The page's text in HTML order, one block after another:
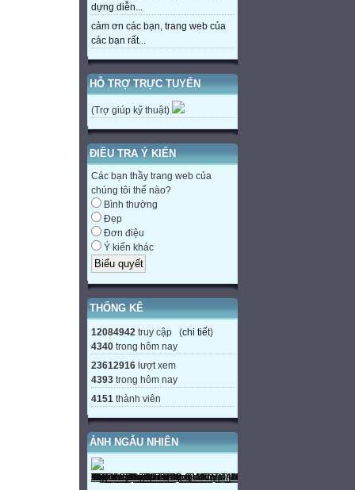
dựng diễn...
cảm ơn các bạn, trang web của
các bạn rất...
HỖ TRỢ TRỰC TUYẾN
(Trợ giúp kỹ thuật)
ĐIỀU TRA Ý KIẾN
Các bạn thầy trang web của
chúng tôi thế nào?
Bình thường
Đẹp
Đơn điệu
Ý kiến khác
THỐNG KÊ
12084942 truy cập (chi tiết)
4340 trong hôm nay
23612916 lượt xem
4393 trong hôm nay
4151 thành viên
ẢNH NGẪU NHIÊN